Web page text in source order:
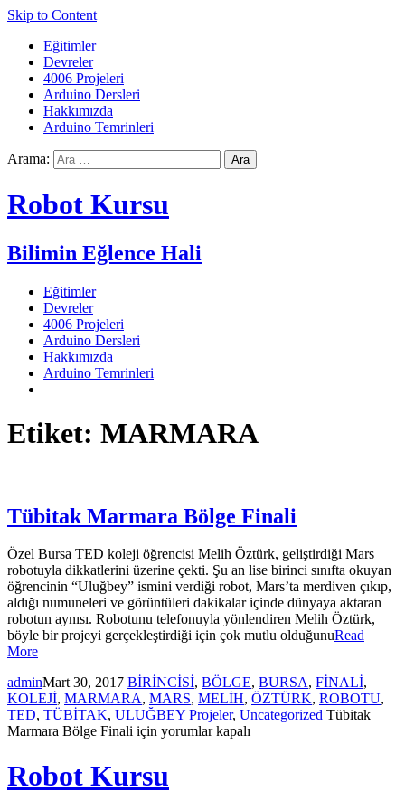
Skip to Content
Eğitimler
Devreler
4006 Projeleri
Arduino Dersleri
Hakkımızda
Arduino Temrinleri
Arama:
Robot Kursu
Bilimin Eğlence Hali
Eğitimler
Devreler
4006 Projeleri
Arduino Dersleri
Hakkımızda
Arduino Temrinleri
Etiket: MARMARA
Tübitak Marmara Bölge Finali
Özel Bursa TED koleji öğrencisi Melih Öztürk, geliştirdiği Mars
robotuyla dikkatlerini üzerine çekti. Şu an lise birinci sınıfta okuyan
öğrencinin “Uluğbey” ismini verdiği robot, Mars’ta merdiven çıkıp,
aldığı numuneleri ve görüntüleri dakikalar içinde dünyaya aktaran
robotun aynısı. Robotunu telefonuyla yönlendiren Melih Öztürk,
böyle bir projeyi gerçekleştirdiği için çok mutlu olduğunuRead
More
adminMart 30, 2017 BİRİNCİSİ, BÖLGE, BURSA, FİNALİ,
KOLEJİ, MARMARA, MARS, MELİH, ÖZTÜRK, ROBOTU,
TED, TÜBİTAK, ULUĞBEY Projeler, Uncategorized Tübitak
Marmara Bölge Finali için yorumlar kapalı
Robot Kursu